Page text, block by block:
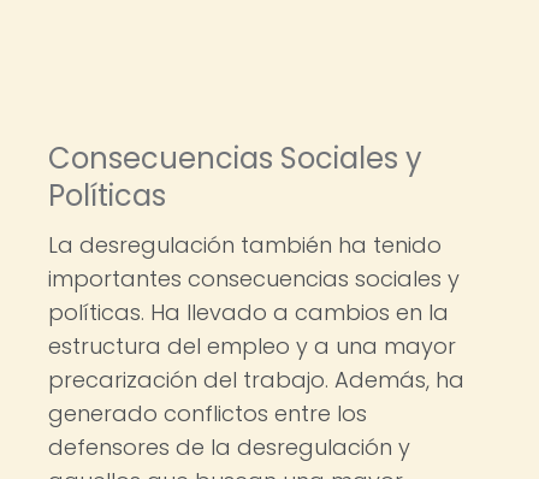
Consecuencias Sociales y
Políticas
La desregulación también ha tenido
importantes consecuencias sociales y
políticas. Ha llevado a cambios en la
estructura del empleo y a una mayor
precarización del trabajo. Además, ha
generado conflictos entre los
defensores de la desregulación y